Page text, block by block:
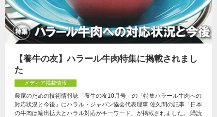
【養牛の友】ハラール牛肉特集に掲載されまし
た
メディア掲載情報
農家のための技術情報誌「養牛の友10月号」の「特集ハラール牛肉への
対応状況と今後」にハラル・ジャパン協会代表理事 佐久間の記事「日本
の牛肉は輸出拡大とハラル対応がキーワード」が掲載されました。 購読